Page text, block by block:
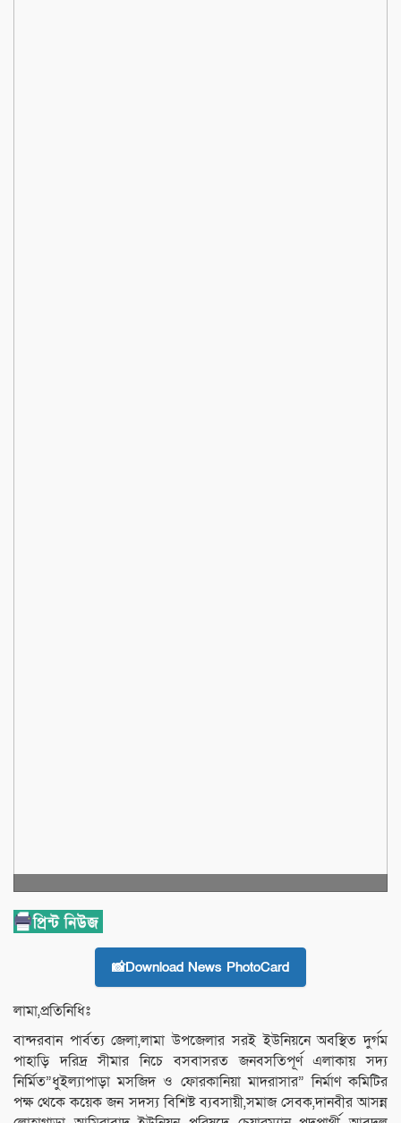
📸Download News PhotoCard
লামা,প্রতিনিধিঃ
বান্দরবান পার্বত্য জেলা,লামা উপজেলার সরই ইউনিয়নে অবস্থিত দুর্গম
পাহাড়ি দরিদ্র সীমার নিচে বসবাসরত জনবসতিপূর্ণ এলাকায় সদ্য
নির্মিত”ধুইল্যাপাড়া মসজিদ ও ফোরকানিয়া মাদরাসার” নির্মাণ কমিটির
পক্ষ থেকে কয়েক জন সদস্য বিশিষ্ট ব্যবসায়ী,সমাজ সেবক,দানবীর আসন্ন